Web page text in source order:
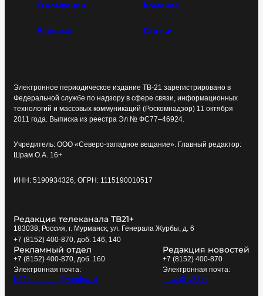
О компании Команда
Реклама Статьи
Электронное периодическое издание ТВ-21 зарегистрировано в
Федеральной службе по надзору в сфере связи, информационных
технологий и массовых коммуникаций (Роскомнадзор) 11 октября
2011 года. Выписка из реестра Эл № ФС77–46924.
Учредитель: ООО «Северо-западное вещание». Главный редактор:
Шрам О.А. 16+
ИНН: 5190934326, ОГРН: 1115190010517
Редакция телеканала ТВ21+
183038, Россия, г. Мурманск, ул. Генерала Журбы, д. 6
+7 (8152) 400-870, доб. 146, 140
Рекламный отдел
+7 (8152) 400-870, доб. 160
Электронная почта:
tv21kompania@yandex.ru
Редакция новостей
+7 (8152) 400-870
Электронная почта:
news@tv21.ru